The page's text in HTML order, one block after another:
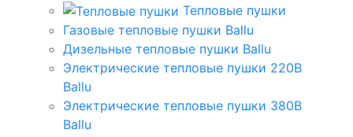
Тепловые пушки
Газовые тепловые пушки Ballu
Дизельные тепловые пушки Ballu
Электрические тепловые пушки 220В
Ballu
Электрические тепловые пушки 380В
Ballu